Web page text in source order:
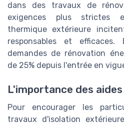
dans des travaux de
exigences plus strictes
thermique extérieure
responsables et
demandes de rénovation
de 25% depuis l'entrée en
L'importance des
Pour encourager les
travaux d'isolation